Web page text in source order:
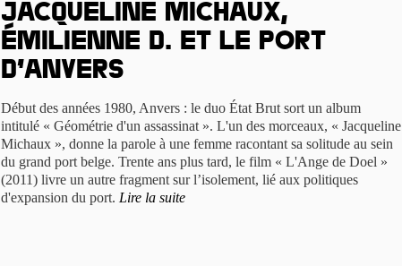
Jacqueline Michaux,
Émilienne D. et le port
d’Anvers
Début des années 1980, Anvers : le duo État Brut sort un album
intitulé « Géométrie d'un assassinat ». L'un des morceaux, « Jacqueline
Michaux », donne la parole à une femme racontant sa solitude au sein
du grand port belge. Trente ans plus tard, le film « L'Ange de Doel »
(2011) livre un autre fragment sur l’isolement, lié aux politiques
d'expansion du port. Lire la suite